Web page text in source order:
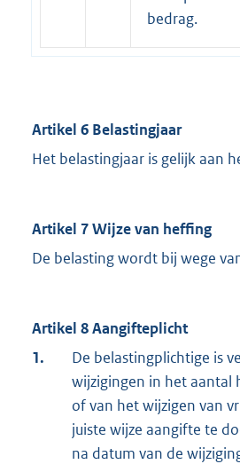
bedrag.
Artikel 6 Belastingjaar
Het belastingjaar is gelijk aan
Artikel 7 Wijze van heffing
De belasting wordt bij wege
Artikel 8 Aangifteplicht
1.
De belastingplichtige is
wijzigingen in het
of van het wijzigen van
juiste wijze aangifte te
na datum van de